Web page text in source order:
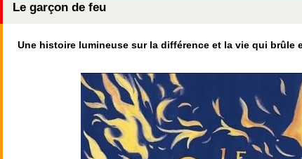
Le garçon de feu
Une histoire lumineuse sur la différence et la vie qui